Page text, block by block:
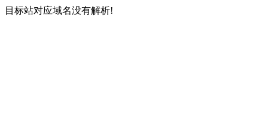
目标站对应域名没有解析!